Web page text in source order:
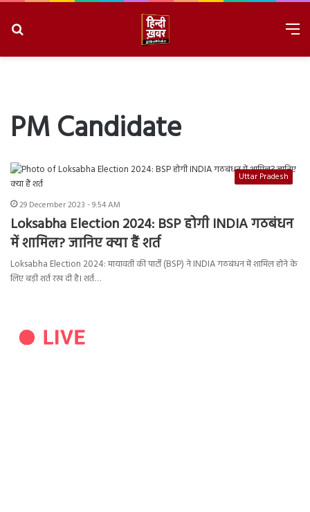
PM Candidate
Uttar Pradesh
29 December 2023 - 9:54 AM
Loksabha Election 2024: BSP होगी INDIA गठबंधन
में शामिल? जानिए क्या हैं शर्त
Loksabha Election 2024: मायावती की पार्टी (BSP) ने INDIA गठबंधन में शामिल होने के
लिए बड़ी शर्त रख दी है। शर्त…